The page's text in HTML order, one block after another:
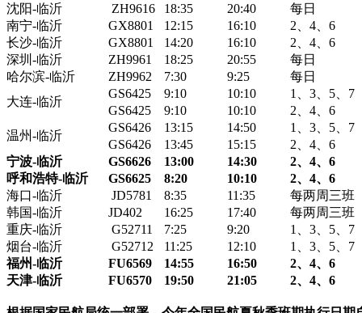
沈阳-临沂
ZH9616 18:35 20:40
每日
南宁-临沂
GX8801 12:15 16:10
2、4、6
长沙-临沂
GX8801 14:20 16:10
2、4、6
深圳-临沂
ZH9961 18:25 20:55
每日
哈尔滨-临沂
ZH9962 7:30 9:25
每日
大连-临沂
GS6425 9:10 10:10
1、3、5、7
GS6425
9:10 10:10
2、4、6
温州-临沂
GS6426 13:15 14:50
1、3、5、7
GS6426
13:45 15:15
2、4、6
宁波-临沂
GS6626 13:00 14:30 2、4、6
呼和浩特-临沂
GS6625 8:20 10:10 2、4、6
海口-临沂
JD5781 8:35 11:35
每两周三班
韩国-临沂
JD402 16:25 17:40
每两周三班
重庆-临沂
G52711 7:25 9:20
1、3、5、7
烟台-临沂
G52712 11:25 12:10
1、3、5、7
福州-临沂
FU6569 14:55 16:50 2、4、6
天津-临沂
FU6570 19:50 21:05 2、4、6